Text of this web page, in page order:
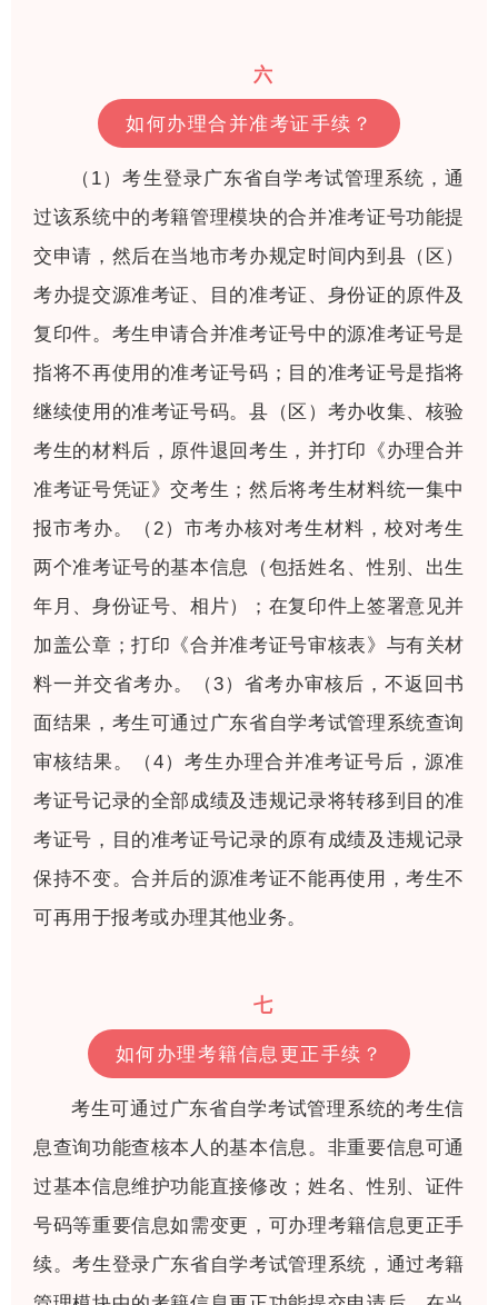
六
如何办理合并准考证手续？
（1）考生登录广东省自学考试管理系统，通
过该系统中的考籍管理模块的合并准考证号功能提
交申请，然后在当地市考办规定时间内到县（区）
考办提交源准考证、目的准考证、身份证的原件及
复印件。考生申请合并准考证号中的源准考证号是
指将不再使用的准考证号码；目的准考证号是指将
继续使用的准考证号码。县（区）考办收集、核验
考生的材料后，原件退回考生，并打印《办理合并
准考证号凭证》交考生；然后将考生材料统一集中
报市考办。（2）市考办核对考生材料，校对考生
两个准考证号的基本信息（包括姓名、性别、出生
年月、身份证号、相片）；在复印件上签署意见并
加盖公章；打印《合并准考证号审核表》与有关材
料一并交省考办。（3）省考办审核后，不返回书
面结果，考生可通过广东省自学考试管理系统查询
审核结果。（4）考生办理合并准考证号后，源准
考证号记录的全部成绩及违规记录将转移到目的准
考证号，目的准考证号记录的原有成绩及违规记录
保持不变。合并后的源准考证不能再使用，考生不
可再用于报考或办理其他业务。
七
如何办理考籍信息更正手续？
考生可通过广东省自学考试管理系统的考生信
息查询功能查核本人的基本信息。非重要信息可通
过基本信息维护功能直接修改；姓名、性别、证件
号码等重要信息如需变更，可办理考籍信息更正手
续。考生登录广东省自学考试管理系统，通过考籍